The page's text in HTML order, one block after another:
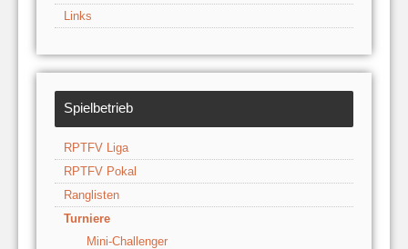
Links
Spielbetrieb
RPTFV Liga
RPTFV Pokal
Ranglisten
Turniere
Mini-Challenger